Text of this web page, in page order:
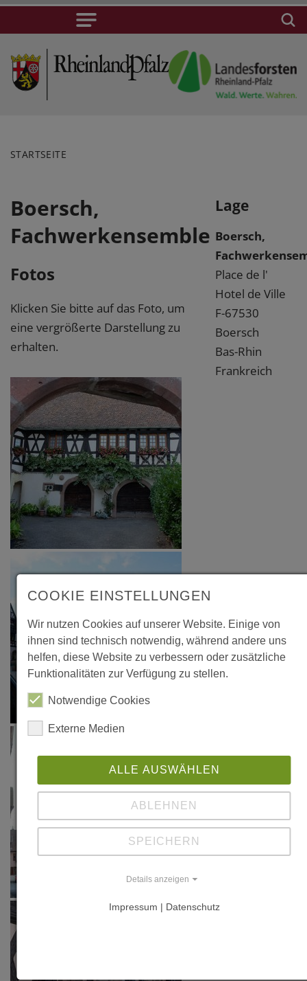
STARTSEITE
Boersch,
Fachwerkensemble
Fotos
Klicken Sie bitte auf das Foto, um
eine vergrößerte Darstellung zu
erhalten.
Lage
Boersch,
Place de l'
Hotel de Ville
F-67530
Boersch
Bas-Rhin
Frankreich
COOKIE EINSTELLUNGEN
Wir nutzen Cookies auf unserer Website. Einige von
ihnen sind technisch notwendig, während andere uns
helfen, diese Website zu verbessern oder zusätzliche
Funktionalitäten zur Verfügung zu stellen.
Notwendige Cookies
Externe Medien
ALLE AUSWÄHLEN
ABLEHNEN
SPEICHERN
Details anzeigen
Impressum | Datenschutz